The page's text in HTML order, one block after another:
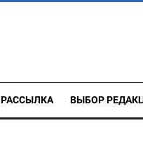
РАССЫЛКА ВЫБОР